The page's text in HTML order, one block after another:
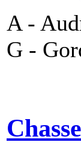
A -
G -